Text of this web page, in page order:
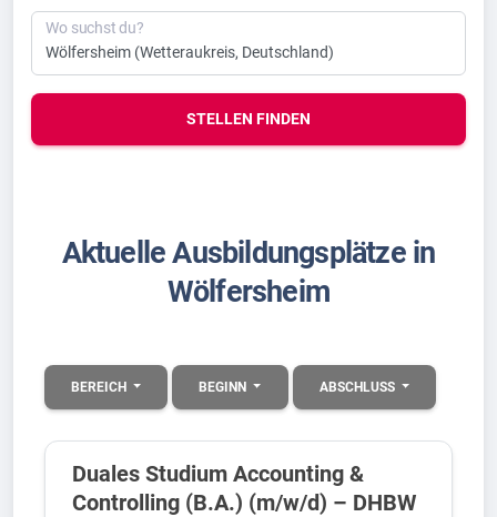
Wo suchst du?
STELLEN FINDEN
Aktuelle Ausbildungsplätze in
Wölfersheim
BEREICH BEGINN ABSCHLUSS
Duales Studium Accounting &
Controlling (B.A.) (m/w/d) – DHBW